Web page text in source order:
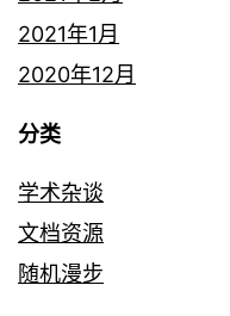
2021年1月
2020年12月
分类
学术杂谈
文档资源
随机漫步